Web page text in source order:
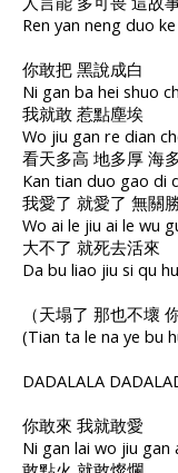
Ren yan neng duo
你敢把 黑說成白
Ni gan ba hei shuo
我就敢 惹點塵埃
Wo jiu gan re dian
看天多高 地多厚 海
Kan tian duo gao di
我愛了 就愛了 無關
Wo ai le jiu ai le wu
大不了 就死去活來
Da bu liao jiu si qu
（天塌了 那也不壞
(Tian ta le na ye bu
DADALALA
你敢來 我就敢愛
Ni gan lai wo jiu gan